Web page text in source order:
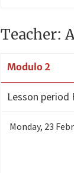
Teacher:
Modulo 2
Lesson period
Monday, 23